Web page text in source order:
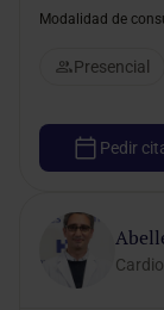
Modalidad de
Presencial
Pedir